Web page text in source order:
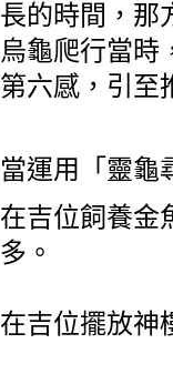
長的時間，那
烏龜爬行當時
第六感，引至
當運用「靈龜
在吉位飼養金
多。
在吉位擺放神